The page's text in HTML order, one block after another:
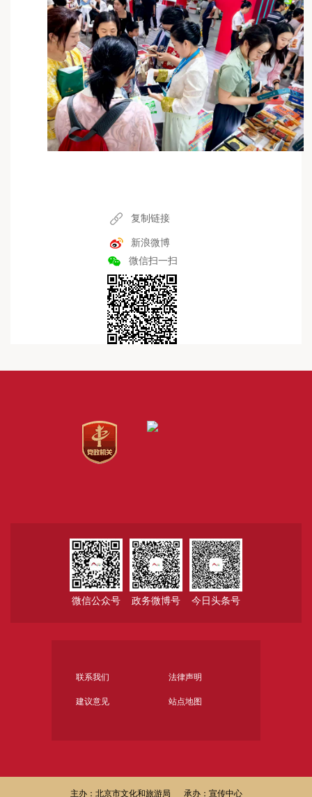
复制链接
新浪微博
微信扫一扫
微信公众号 政务微博号 今日头条号
联系我们 法律声明
建议意见 站点地图
主办：北京市文化和旅游局 承办：宣传中心